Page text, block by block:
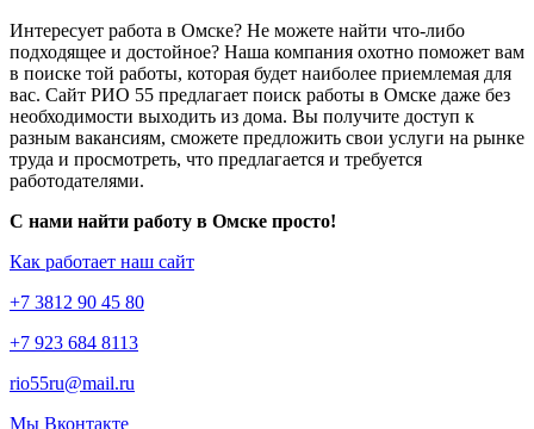
Интересует работа в Омске? Не можете найти что-либо
подходящее и достойное? Наша компания охотно поможет вам
в поиске той работы, которая будет наиболее приемлемая для
вас. Сайт РИО 55 предлагает поиск работы в Омске даже без
необходимости выходить из дома. Вы получите доступ к
разным вакансиям, сможете предложить свои услуги на рынке
труда и просмотреть, что предлагается и требуется
работодателями.
С нами найти работу в Омске просто!
Как работает наш сайт
+7 3812 90 45 80
+7 923 684 8113
rio55ru@mail.ru
Мы Вконтакте